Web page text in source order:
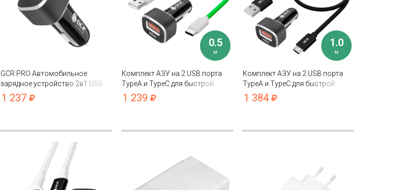
GCR PRO Автомобильное
зарядное устройство 2в1 USB
QC3.0 + Type-C PD 18W
1 237
0.5
м
Комплект АЗУ на 2 USB порта
TypeA и TypeC для быстрой
зарядки + кабель TypeC 5A QC
3.0 для Samsung Huawei Xiaomi
1 239
1.0
м
Комплект АЗУ на 2 USB порта
TypeA и TypeC для быстрой
зарядки + кабель MicroUSB QC
3.0 для Samsung Huawei Xiaomi
1 384